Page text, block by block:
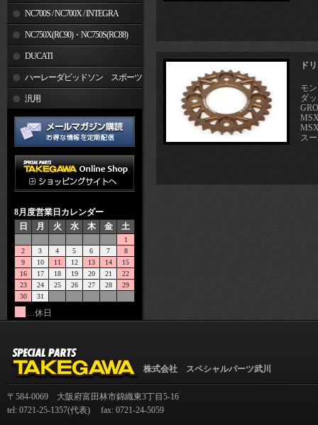
NC700S / NC700X / INTEGRA
NC750X(RC90)・NC750S(RC88)
DUCATI
ハーレーダビッドソン スポーツ
スター汎用
8月度営業日カレンダー
日
月 火 水 木 金 土
1
2
3 4 5 6 7
8
9
10 11 12 13 14
15
16
17 18 19 20 21
22
23
24 25 26 27 28
29
30
31
…休日
ド
モ
ダ
ス
株式会社 スペシャルパーツ武川
〒584-0069 大阪府富田林市錦織東3丁目5-16
tel: 0721-25-1357(代表) fax: 0721-24-5059